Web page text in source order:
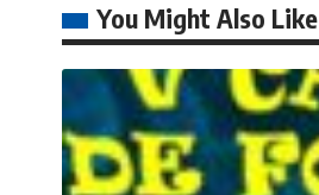
You Might Also Like